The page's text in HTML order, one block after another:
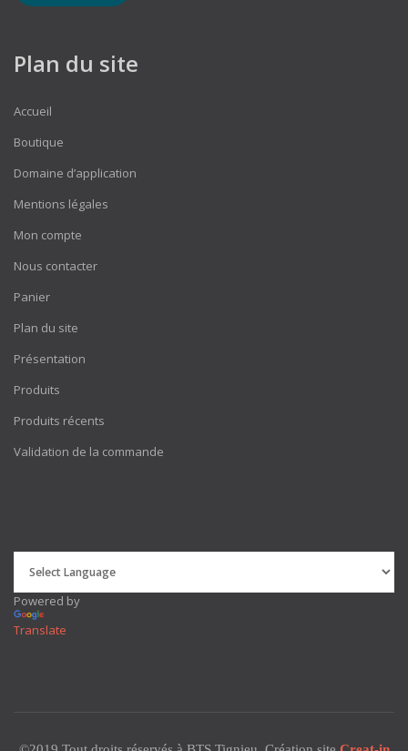
Plan du site
Accueil
Boutique
Domaine d’application
Mentions légales
Mon compte
Nous contacter
Panier
Plan du site
Présentation
Produits
Produits récents
Validation de la commande
Powered by
Translate